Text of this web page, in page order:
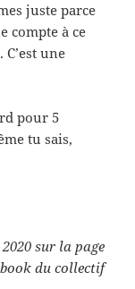
juste parce
compte à ce
une
pour 5
tu sais,
sur la page
du collectif